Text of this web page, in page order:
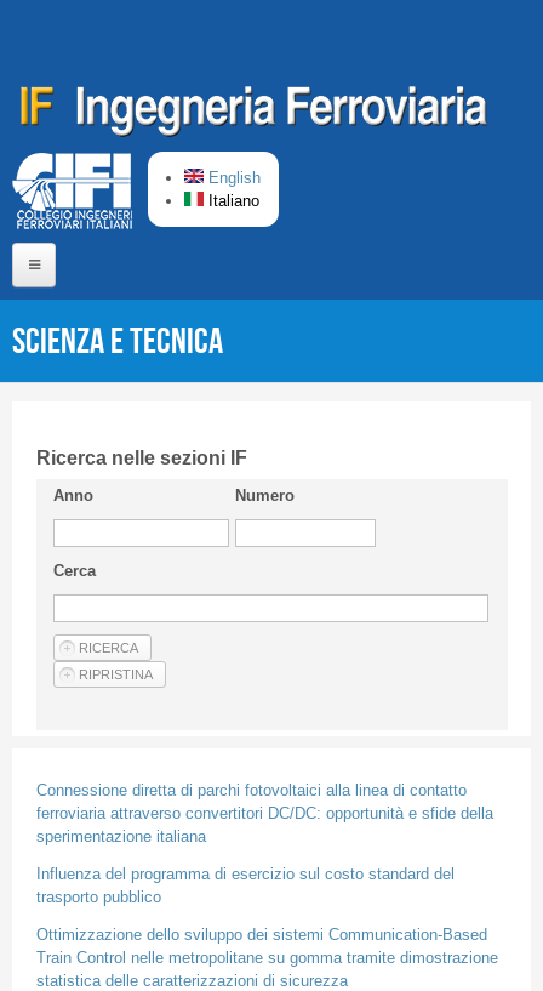
English
Italiano
CIFI in breve
Linee Guida
Privacy Policy
Articoli
Scienza e Tecnica
Ricerca nelle sezioni IF
Anno Numero
Cerca
Connessione diretta di parchi fotovoltaici alla linea di contatto
ferroviaria attraverso convertitori DC/DC: opportunità e sfide della
sperimentazione italiana
Influenza del programma di esercizio sul costo standard del
trasporto pubblico
Ottimizzazione dello sviluppo dei sistemi Communication-Based
Train Control nelle metropolitane su gomma tramite dimostrazione
statistica delle caratterizzazioni di sicurezza